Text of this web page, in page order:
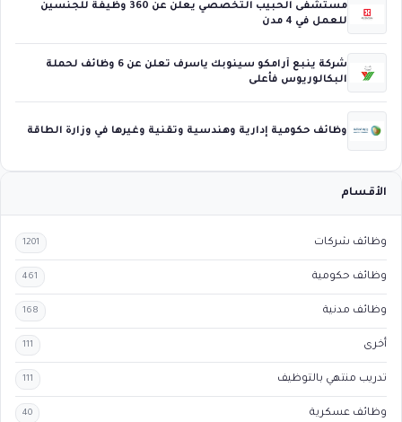
مستشفى الحبيب التخصصي يعلن عن 360 وظيفة للجنسين
للعمل في 4 مدن
شركة ينبع أرامكو سينوبك ياسرف تعلن عن 6 وظائف لحملة
البكالوريوس فأعلى
وظائف حكومية إدارية وهندسية وتقنية وغيرها في وزارة الطاقة
الأقسام
وظائف شركات 1201
وظائف حكومية 461
وظائف مدنية 168
أخرى 111
تدريب منتهي بالتوظيف 111
وظائف عسكرية 40